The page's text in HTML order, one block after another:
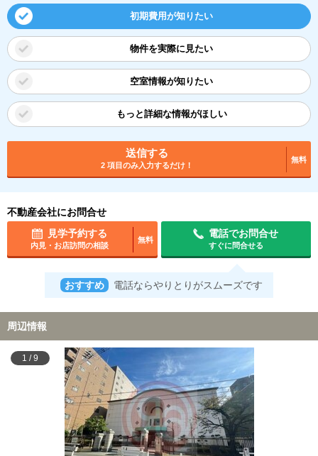
初期費用が知りたい
物件を実際に見たい
空室情報が知りたい
もっと詳細な情報がほしい
送信する
2 項目のみ入力するだけ！
無料
不動産会社にお問合せ
見学予約する
内見・お店訪問の相談
無料
電話でお問合せ
すぐに問合せる
おすすめ 電話ならやりとりがスムーズです
周辺情報
1 /9